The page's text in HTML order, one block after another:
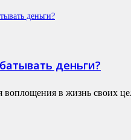
деньги?
воплощения в жизнь своих